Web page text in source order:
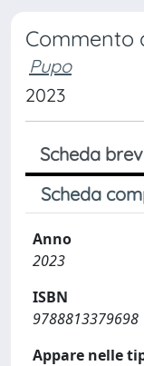
Commento
Pupo
2023
Scheda
Scheda
Anno
2023
ISBN
9788813379698
Appare nelle